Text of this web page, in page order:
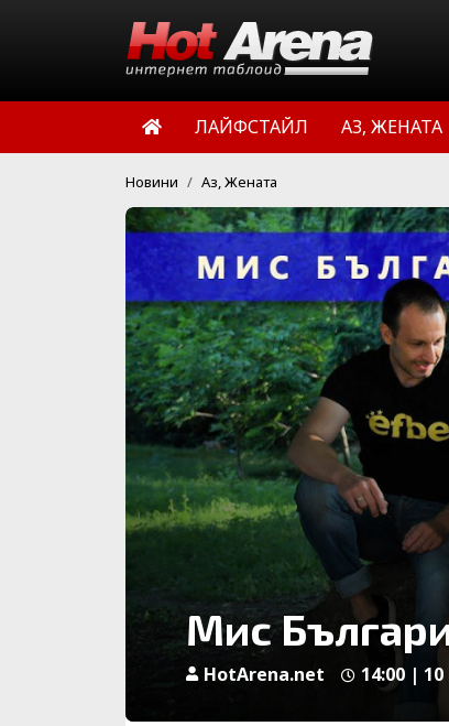
ЛАЙФСТАЙЛ АЗ, ЖЕНАТА
Новини Аз, Жената
Мис
HotArena.net 14:00 | 10